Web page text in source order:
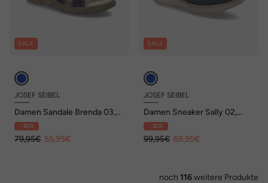
SALE
JOSEF SEIBEL
Damen Sandale Brenda 03,
ocean
- 30%
79,95€ 55,95€
SALE
JOSEF SEIBEL
Damen Sneaker Sally 02,
ocean
- 30%
99,95€ 69,95€
noch 116weitere Produkte